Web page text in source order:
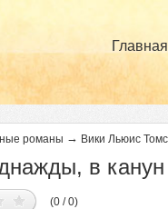
Главная
романы → Вики Льюис
в канун
(0 / 0)